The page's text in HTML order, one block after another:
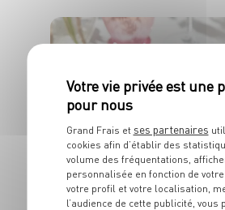
ENTRÉE
Salade aux
et feta
Grand Frais et ses partenaires
cookies afin d’établir des
volume des fréquentations,
personnalisée en fonction de votre
votre profil et votre localisation,
l’audience de cette publicité, vous